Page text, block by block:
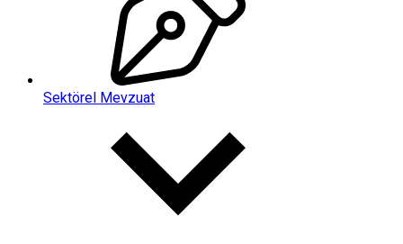
Sektörel Mevzuat